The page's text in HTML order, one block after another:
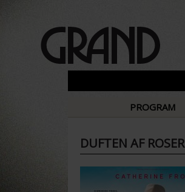
PROGRAM
DUFTEN AF ROSER